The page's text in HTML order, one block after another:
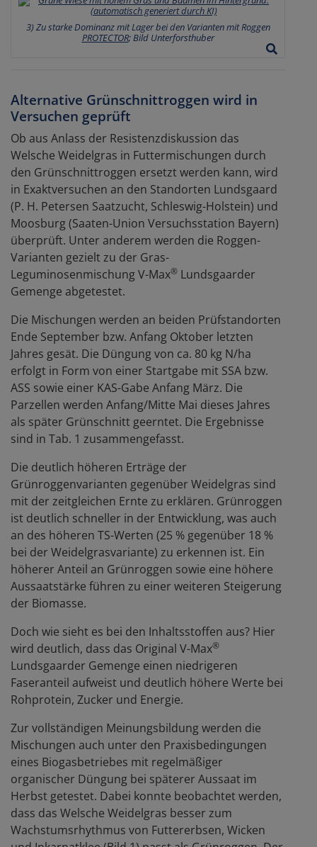
3) Zu starke Dominanz mit Lager bei den Varianten mit Roggen
PROTECTOR; Bild Unterforsthuber
Alternative Grünschnittroggen wird in
Versuchen geprüft
Ob aus Anlass der Resistenzdiskussion das
Welsche Weidelgras in Futtermischungen durch
den Grünschnittroggen ersetzt werden kann, wird
in Exaktversuchen an den Standorten Lundsgaard
(P. H. Petersen Saatzucht, Schleswig-Holstein) und
Moosburg (Saaten-Union Versuchsstation Bayern)
überprüft. Unter anderem werden die Roggen-
Varianten gezielt zu der Gras-
Leguminosenmischung V-Max® Lundsgaarder
Gemenge abgetestet.
Die Mischungen werden an beiden Prüfstandorten
Ende September bzw. Anfang Oktober letzten
Jahres gesät. Die Düngung von ca. 80 kg N/ha
erfolgt in Form von einer Startgabe mit SSA bzw.
ASS sowie einer KAS-Gabe Anfang März. Die
Parzellen werden Anfang/Mitte Mai dieses Jahres
als später Grünschnitt geerntet. Die Ergebnisse
sind in Tab. 1 zusammengefasst.
Die deutlich höheren Erträge der
Grünroggenvarianten gegenüber Weidelgras sind
mit der zeitgleichen Ernte zu erklären. Grünroggen
ist deutlich schneller in der Entwicklung, was auch
an des höheren TS-Werten (25 % gegenüber 18 %
bei der Weidelgrasvariante) zu erkennen ist. Ein
höherer Anteil an Grünroggen sowie eine höhere
Aussaatstärke führen zu einer weiteren Steigerung
der Biomasse.
Doch wie sieht es bei den Inhaltsstoffen aus? Hier
wird deutlich, dass das Original V-Max®
Lundsgaarder Gemenge einen niedrigeren
Faseranteil aufweist und deutlich höhere Werte bei
Rohprotein, Zucker und Energie.
Zur vollständigen Meinungsbildung werden die
Mischungen auch unter den Praxisbedingungen
eines Biogasbetriebes mit regelmäßiger
organischer Düngung bei späterer Aussaat im
Herbst getestet. Dabei konnte beobachtet werden,
dass das Welsche Weidelgras besser zum
Wachstumsrhythmus von Futtererbsen, Wicken